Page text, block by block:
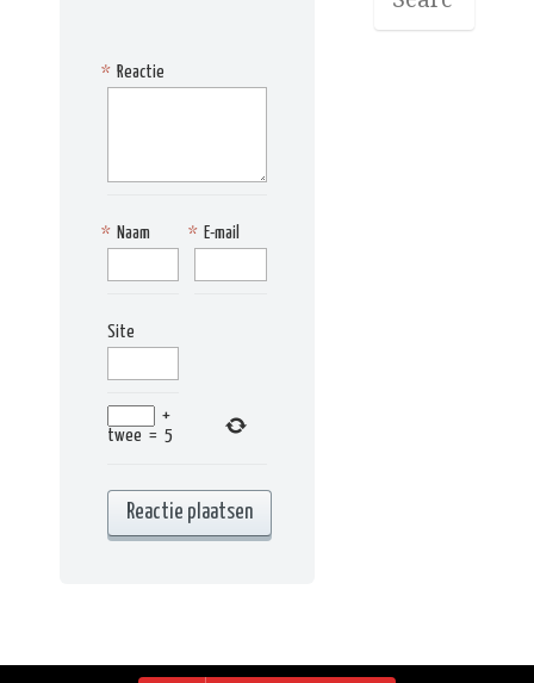
Reactie
*
Naam
* E-mail
*
Site
+
twee = 5